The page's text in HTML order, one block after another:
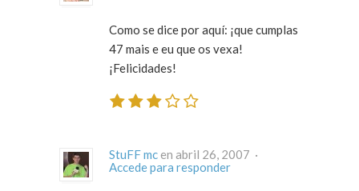
Como se dice por aquí: ¡que cumplas
47 mais e eu que os vexa!
¡Felicidades!
StuFF mc
en abril 26, 2007 ·
Accede para responder